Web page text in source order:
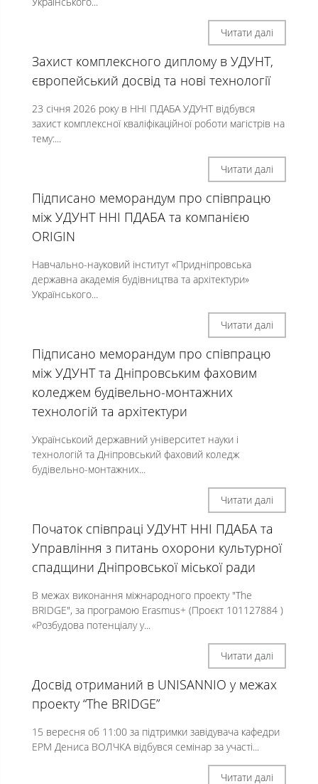
Читати далі
Захист комплексного диплому в УДУНТ,
європейський досвід та нові технології
23 січня 2026 року в ННІ ПДАБА УДУНТ відбувся
захист комплексної кваліфікаційної роботи магістрів на
тему:...
Читати далі
Підписано меморандум про співпрацю
між УДУНТ ННІ ПДАБА та компанією
ORIGIN
Навчально-науковий інститут «Придніпровська
державна академія будівництва та архітектури»
Українського...
Читати далі
Підписано меморандум про співпрацю
між УДУНТ та Дніпровським фаховим
коледжем будівельно-монтажних
технологій та архітектури
Українськоий державний університет науки і
технологій та Дніпровський фаховий коледж
будівельно-монтажних...
Читати далі
Початок співпраці УДУНТ ННІ ПДАБА та
Управління з питань охорони культурної
спадщини Дніпровської міської ради
В межах виконання міжнародного проекту "The
BRIDGE", за програмою Erasmus+ (Проєкт 101127884 )
«Розбудова потенціалу у...
Читати далі
Досвід отриманий в UNISANNIO у межах
проекту “The BRIDGE”
15 вересня об 11:00 за підтримки завідувача кафедри
ЕРМ Дениса ВОЛЧКА відбувся семінар за участі...
Читати далі